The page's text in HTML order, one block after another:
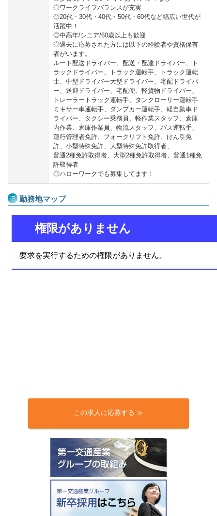
◎ワークライフバランスが充実
◎20代・30代・40代・50代・60代など幅広い世代が
活躍中！
◎中高年/シニア/60歳以上も歓迎
◎過去に応募された方には以下の経験者や資格保有
者がいます。
ルート配送ドライバー、配送・配達ドライバー、ト
ラックドライバー、トラック運転手、トラック運転
士、中型ドライバー大型ドライバー、宅配ドライバ
ー、送迎ドライバー、宅配便、軽貨物ドライバー、
トレーラートラック運転手、タンクローリー運転手
ミキサー車運転手、ダンプカー運転手、軽自動車ド
ライバー、タクシー乗務員、軽作業スタッフ、倉庫
内作業、倉庫作業員、物流スタッフ、バス運転手、
運行管理者免許、フォークリフト免許、けん引免
許、小型特殊免許、大型特殊免許取得者、
普通2種免許取得者、大型2種免許取得者、普通1種免
許取得者
◎ハローワークでも募集してます！
勤務地マップ
この求人に応募する ≫